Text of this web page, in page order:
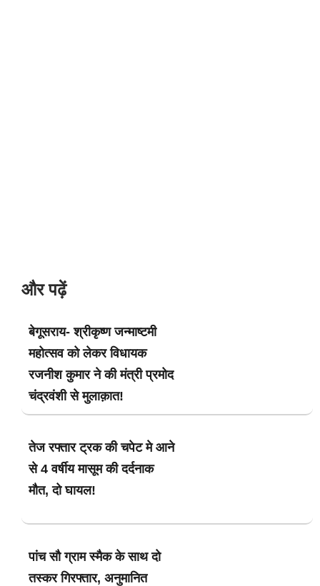
और पढ़ें
बेगूसराय- श्रीकृष्ण जन्माष्टमी
महोत्सव को लेकर विधायक
रजनीश कुमार ने की मंत्री प्रमोद
चंद्रवंशी से मुलाक़ात!
तेज रफ्तार ट्रक की चपेट मे आने
से 4 वर्षीय मासूम की दर्दनाक
मौत, दो घायल!
पांच सौ ग्राम स्मैक के साथ दो
तस्कर गिरफ्तार, अनुमानित